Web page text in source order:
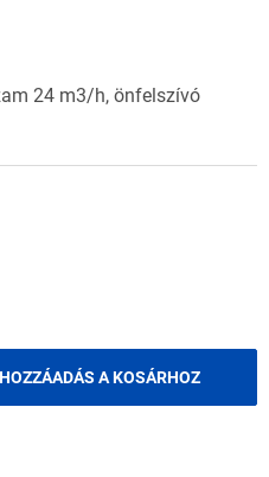
HOZZÁADÁS A KOSÁRHOZ
24 m3/h, önfelszívó